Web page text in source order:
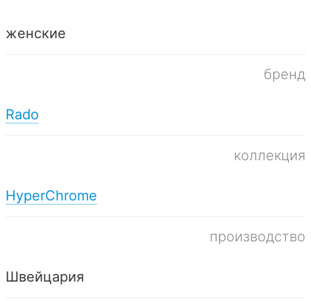
женские
бренд
Rado
коллекция
HyperChrome
производство
Швейцария